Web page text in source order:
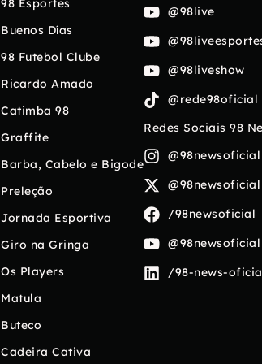
98 Esportes
Buenos Días
98 Futebol Clube
Ricardo Amado
Catimba 98
Graffite
Barba, Cabelo e Bigode
Preleção
Jornada Esportiva
Giro na Gringa
Os Players
Matula
Buteco
Cadeira Cativa
@98live
@98liveshow
@rede98oficial
Redes Sociais 98
@98newsoficial
@98newsoficial
/98newsoficial
@98newsoficial
/98-news-